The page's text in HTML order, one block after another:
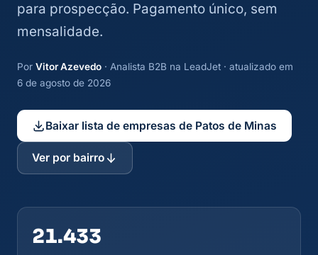
para prospecção. Pagamento único, sem
mensalidade.
Por Vitor Azevedo · Analista B2B na LeadJet · atualizado em
6 de agosto de 2026
Baixar lista de empresas de Patos de Minas
Ver por bairro
21.433